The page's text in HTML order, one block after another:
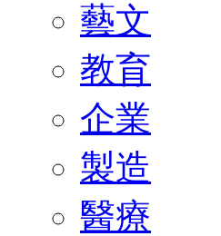
藝文
教育
企業
製造
醫療